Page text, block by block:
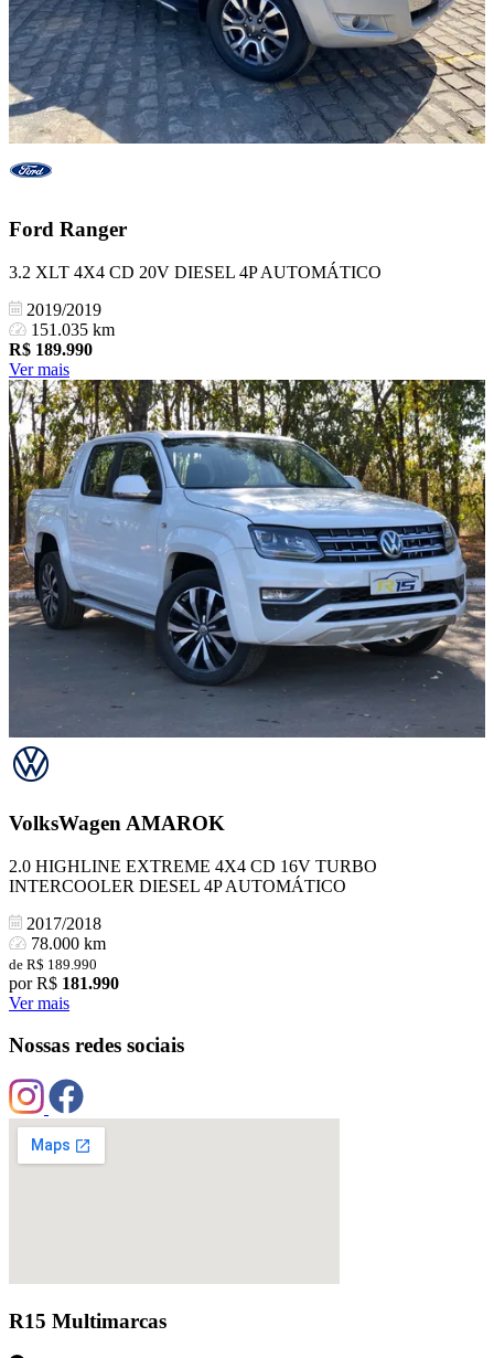
Ford Ranger
3.2 XLT 4X4 CD 20V DIESEL 4P AUTOMÁTICO
2019/2019
151.035 km
R$ 189.990
Ver mais
VolksWagen AMAROK
2.0 HIGHLINE EXTREME 4X4 CD 16V TURBO
INTERCOOLER DIESEL 4P AUTOMÁTICO
2017/2018
78.000 km
de R$ 189.990
por R$ 181.990
Ver mais
Nossas redes sociais
R15 Multimarcas